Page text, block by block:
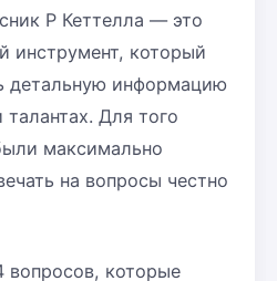
Р Кеттелла — это
инструмент, который
детальную информацию
Для того
максимально
на вопросы честно
вопросов, которые